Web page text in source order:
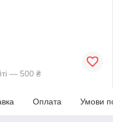
— 500 ₴
Оплата Умови